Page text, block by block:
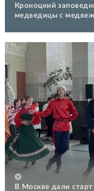
Кроноцкий
медведицы с
В Москве дали